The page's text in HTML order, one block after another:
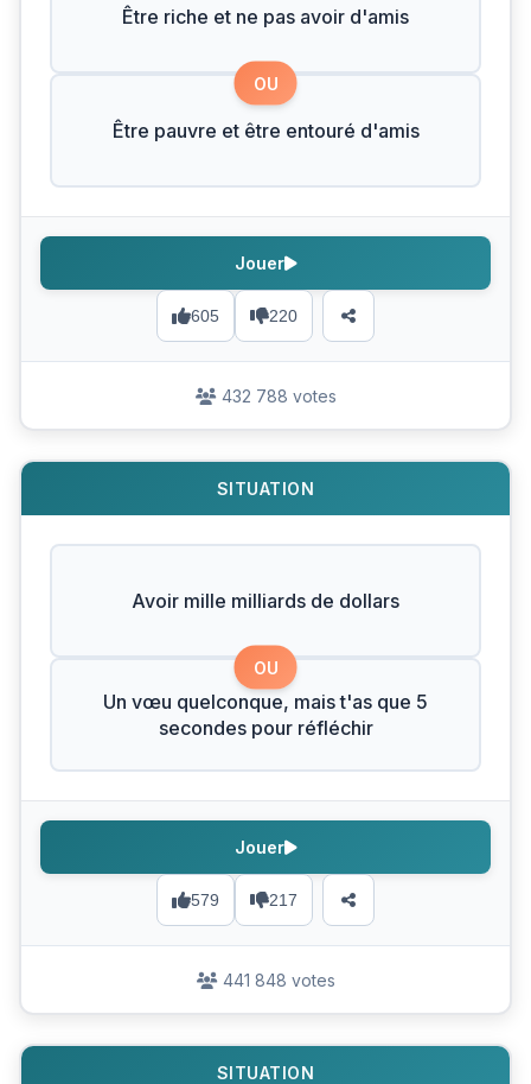
Être riche et ne pas avoir d'amis
OU
Être pauvre et être entouré d'amis
605 220
Jouer
432 788 votes
SITUATION
Avoir mille milliards de dollars
OU
Un vœu quelconque, mais t'as que 5
secondes pour réfléchir
579 217
Jouer
441 848 votes
SITUATION